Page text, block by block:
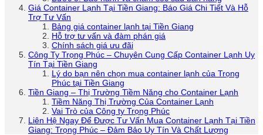
Giá Container Lạnh Tại Tiền Giang: Báo Giá Chi Tiết Và Hỗ
Trợ Tư Vấn
Bảng giá container lạnh tại Tiền Giang
Hỗ trợ tư vấn và đàm phán giá
Chính sách giá ưu đãi
Công Ty Trọng Phúc – Chuyên Cung Cấp Container Lạnh Uy
Tín Tại Tiền Giang
Lý do bạn nên chọn mua container lạnh của Trọng
Phúc tại Tiền Giang
Tiền Giang – Thị Trường Tiềm Năng cho Container Lạnh
Tiềm Năng Thị Trường Của Container Lạnh
Vai Trò của Công ty Trọng Phúc
Liên Hệ Ngay Để Được Tư Vấn Mua Container Lạnh Tại Tiền
Giang: Trọng Phúc – Đảm Bảo Uy Tín Và Chất Lượng